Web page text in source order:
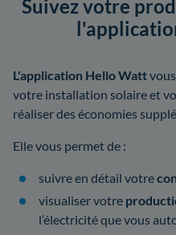
Suivez votre
L'application Hello Watt
votre installation solaire et
réaliser des économies
Elle vous permet de :
suivre en détail votre
visualiser votre
l’électricité que vous